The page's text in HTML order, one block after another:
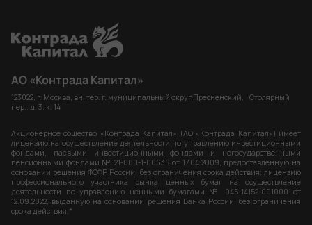
АО «Контрада Капитал»
123022, г. Москва, вн. тер. г. муниципальный округ Пресненский, Столярный
пер., д. 3, к. 14
Акционерное общество «Контрада Капитал» (АО «Контрада Капитал») имеет
лицензию на осуществление деятельности по управлению инвестиционными
фондами, паевыми инвестиционными фондами и негосударственными
пенсионными фондами № 21-000-1-00636 от 17.04.2009, предоставленную на
основании решения ФСФР России, без ограничения срока действия; лицензию
профессионального участника рынка ценных бумаг на осуществление
деятельности по управлению ценными бумагами № 045-14152-001000 от
12.09.2022, выданную на основании решения Банка России, без ограничения
срока действия.*